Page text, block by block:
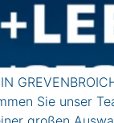
Sie unser